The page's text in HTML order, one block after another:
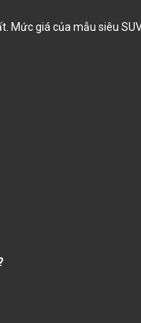
Mức giá của mẫu siêu